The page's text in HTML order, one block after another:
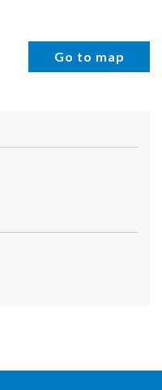
Go to map